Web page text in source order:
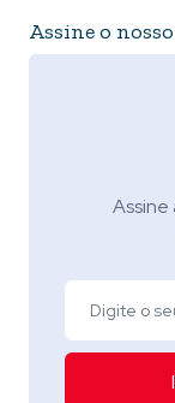
Assine o
Assine